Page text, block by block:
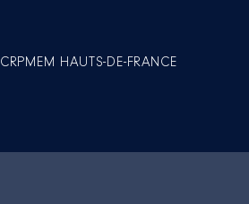
CRPMEM HAUTS-DE-FRANCE